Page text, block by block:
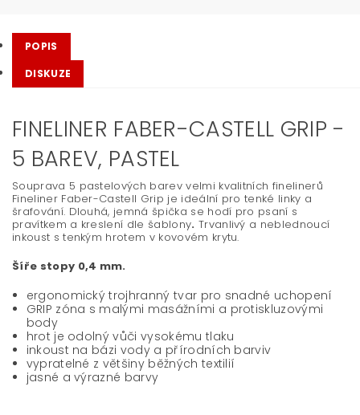
POPIS
DISKUZE
FINELINER FABER-CASTELL GRIP -
5 BAREV, PASTEL
Souprava 5 pastelových barev velmi kvalitních finelinerů
Fineliner Faber-Castell Grip je ideální pro tenké linky a
šrafování. Dlouhá, jemná špička se hodí pro psaní s
pravítkem a kreslení dle šablony. Trvanlivý a neblednoucí
inkoust s tenkým hrotem v kovovém krytu.
Šíře stopy 0,4 mm.
ergonomický trojhranný tvar pro snadné uchopení
GRIP zóna s malými masážními a protiskluzovými
body
hrot je odolný vůči vysokému tlaku
inkoust na bázi vody a přírodních barviv
vypratelné z většiny běžných textilií
jasné a výrazné barvy